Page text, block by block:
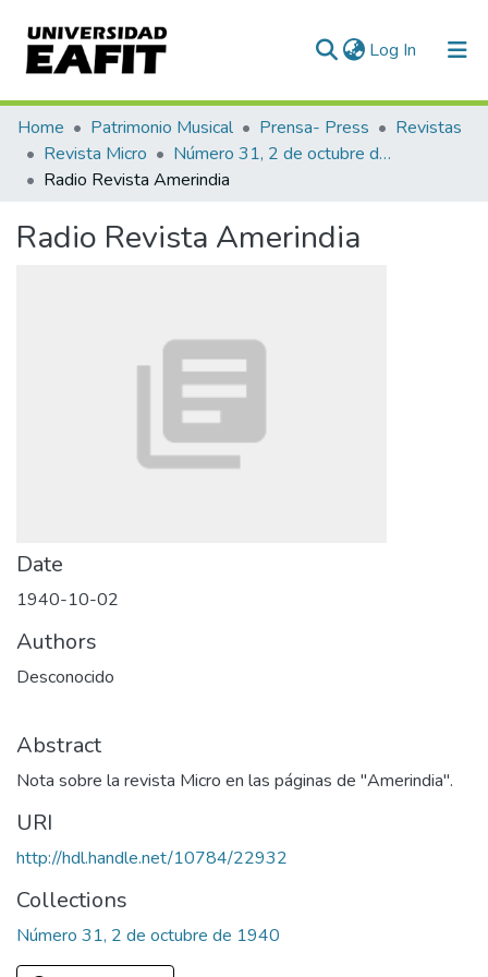
Log In (current)
Communities & Collections
All of DSpace
Home Patrimonio Musical Prensa- Press
Revistas
Revista Micro
Número 31, 2 de octubre de 1940
Radio Revista Amerindia
Radio Revista Amerindia
Date
1940-10-02
Authors
Desconocido
Abstract
Nota sobre la revista Micro en las páginas de "Amerindia".
URI
http://hdl.handle.net/10784/22932
Collections
Número 31, 2 de octubre de 1940